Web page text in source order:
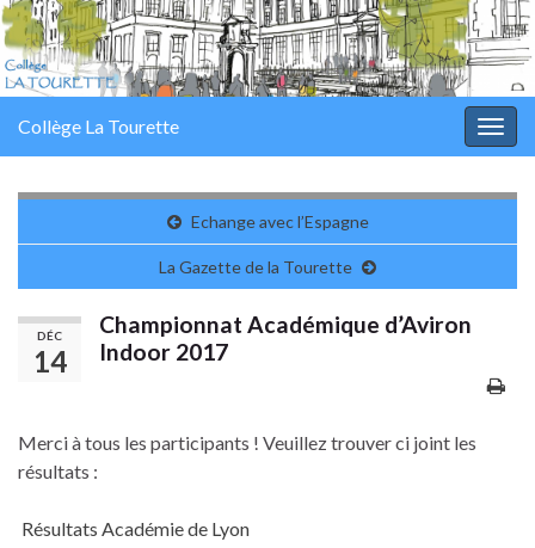
Collège La Tourette
Echange avec l’Espagne
La Gazette de la Tourette
DÉC
14
Championnat Académique d’Aviron
Indoor 2017
Merci à tous les participants ! Veuillez trouver ci joint les
résultats :
Résultats Académie de Lyon